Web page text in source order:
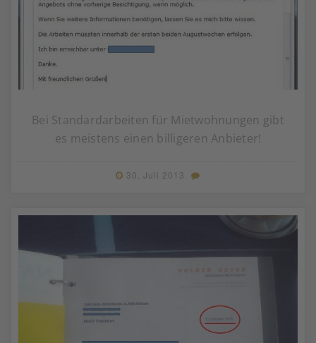
Bei Standardarbeiten für Mietwohnungen gibt
es meistens einen billigeren Anbieter!
30. Juli 2013